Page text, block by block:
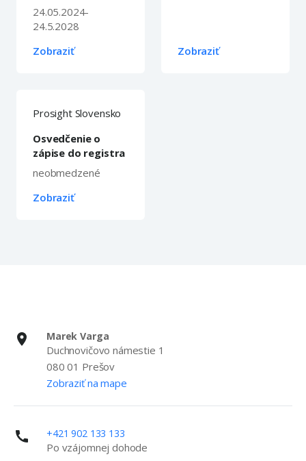
24.05.2024-
24.5.2028
Zobraziť
Zobraziť
Prosight Slovensko
Osvedčenie o
zápise do registra
neobmedzené
Zobraziť
Marek Varga
Duchnovičovo námestie 1
080 01 Prešov
Zobraziť na mape
+421 902 133 133
Po vzájomnej dohode